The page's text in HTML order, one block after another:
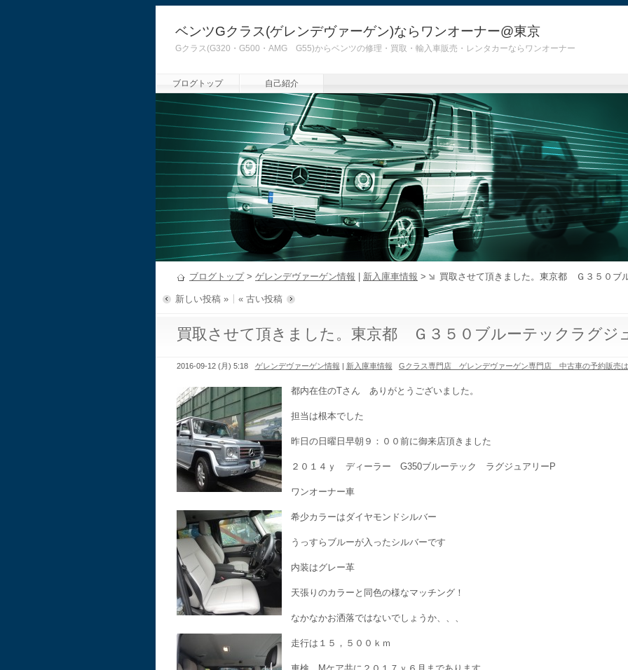
ベンツGクラス(ゲレンデヴァーゲン)ならワンオーナー@東京
Gクラス(G320・G500・AMG G55)からベンツの修理・買取・輸入車販売・レンタカーならワンオーナー
ブログトップ 自己紹介
ブログトップ> ゲレンデヴァーゲン情報 新入庫車情報 > 買取させて頂きました。東京都 Ｇ３５０ブ
新しい投稿 » « 古い投稿
買取させて頂きました。東京都 Ｇ３５０ブルーテックラグジ
2016-09-12 (月) 5:18 ゲレンデヴァーゲン情報 | 新入庫車情報 Gクラス専門店 ゲレンデヴァーゲン専門店 中古車の予約販売は
都内在住のTさん ありがとうございました。
担当は根本でした
昨日の日曜日早朝９：００前に御来店頂きました
２０１４ｙ ディーラー G350ブルーテック ラグジュアリーP
ワンオーナー車
希少カラーはダイヤモンドシルバー
うっすらブルーが入ったシルバーです
内装はグレー革
天張りのカラーと同色の様なマッチング！
なかなかお洒落ではないでしょうか、、、
走行は１５，５００ｋｍ